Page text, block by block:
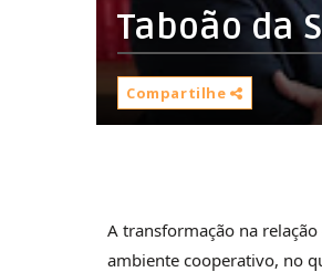
Taboão da
Compartilhe
A transformação na
ambiente cooperativo, no